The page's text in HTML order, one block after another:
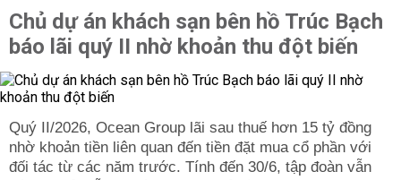
Chủ dự án khách sạn bên hồ Trúc Bạch
báo lãi quý II nhờ khoản thu đột biến
Quý II/2026, Ocean Group lãi sau thuế hơn 15 tỷ đồng
nhờ khoản tiền liên quan đến tiền đặt mua cổ phần với
đối tác từ các năm trước. Tính đến 30/6, tập đoàn vẫn